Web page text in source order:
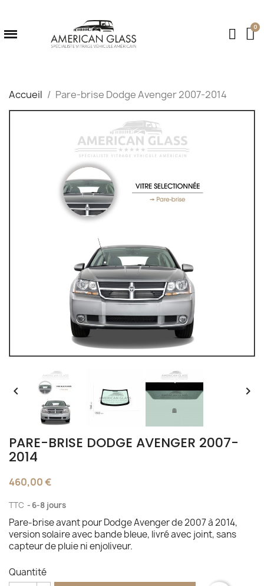
Accueil Pare-brise Dodge Avenger 2007-2014
 
PARE-BRISE DODGE AVENGER 2007-
2014
460,00 €
TTC 6-8 jours
Pare-brise avant pour Dodge Avenger de 2007 à 2014,
version solaire avec bande bleue, livré avec joint, sans
capteur de pluie ni enjoliveur.
Quantité